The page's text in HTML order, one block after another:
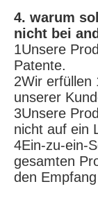
4. warum
nicht bei
1Unsere
Patente.
2Wir erfüllen
unserer
3Unsere
nicht auf ein
4Ein-zu-ein-
gesamten
den